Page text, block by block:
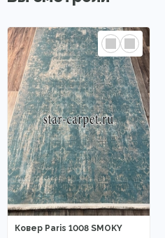
Ковер Paris 1008 SMOKY